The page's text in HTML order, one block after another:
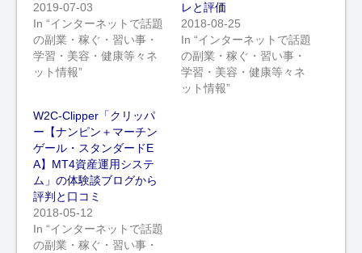
2019-07-03
In “インターネットで話題
の副業・稼ぐ・習い事・
学習・美容・健康等々ネ
ット情報”
レと評価
2018-08-25
In “インターネットで話題
の副業・稼ぐ・習い事・
学習・美容・健康等々ネ
ット情報”
W2C-Clipper「クリッパ
ー【ナンピン＋マーチン
ゲール・スタンダードE
A】MT4資産運用システ
ム」の体験談ブログから
評判と口コミ
2018-05-12
In “インターネットで話題
の副業・稼ぐ・習い事・